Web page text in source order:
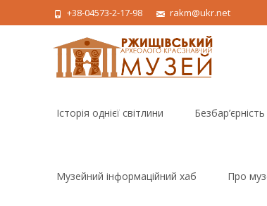
+38-04573-2-17-98 rakm@ukr.net
Історія однієї світлини Безбар’єрність
Музейний інформаційний хаб Про